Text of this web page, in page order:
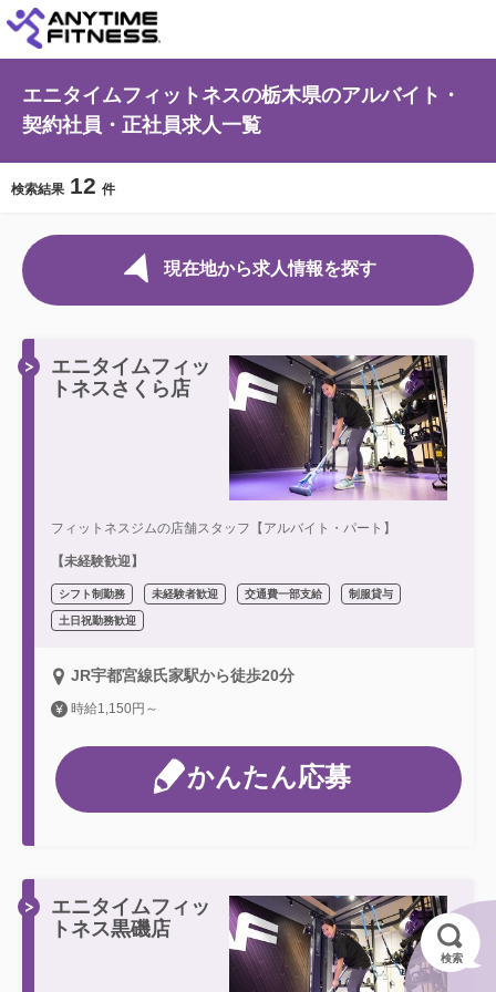
エニタイムフィットネスの栃木県のアルバイト・
契約社員・正社員求人一覧
検索結果 12 件
現在地から求人情報を探す
エニタイムフィッ
トネスさくら店
フィットネスジムの店舗スタッフ【アルバイト・パート】
【未経験歓迎】
シフト制勤務 未経験者歓迎 交通費一部支給 制服貸与
土日祝勤務歓迎
JR宇都宮線氏家駅から徒歩20分
時給1,150円～
かんたん応募
エニタイムフィッ
トネス黒磯店
検索